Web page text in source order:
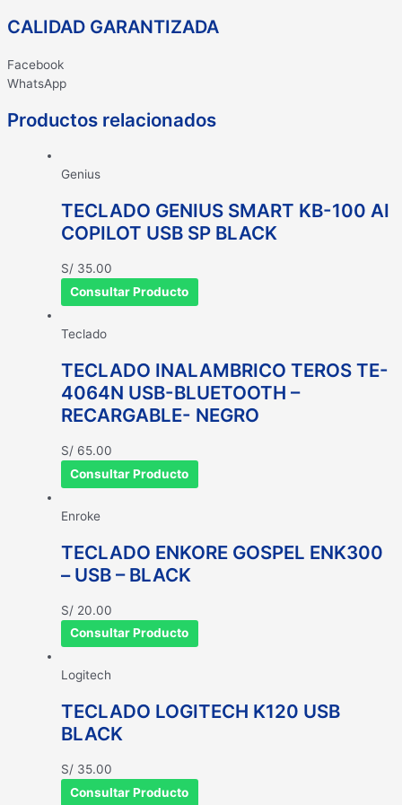
CALIDAD GARANTIZADA
Facebook
WhatsApp
Productos relacionados
Genius
TECLADO GENIUS SMART KB-100 AI
COPILOT USB SP BLACK
S/ 35.00
Consultar Producto
Teclado
TECLADO INALAMBRICO TEROS TE-
4064N USB-BLUETOOTH –
RECARGABLE- NEGRO
S/ 65.00
Consultar Producto
Enroke
TECLADO ENKORE GOSPEL ENK300
– USB – BLACK
S/ 20.00
Consultar Producto
Logitech
TECLADO LOGITECH K120 USB
BLACK
S/ 35.00
Consultar Producto